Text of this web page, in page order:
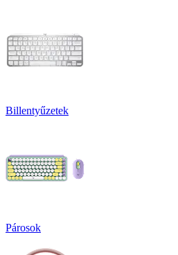
Billentyűzetek
Párosok